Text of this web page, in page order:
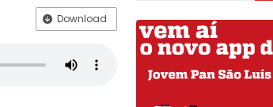
Download